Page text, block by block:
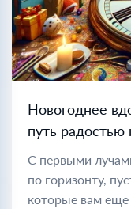
Новогоднее
путь радостью
С первыми
по горизонту,
которые вам еще